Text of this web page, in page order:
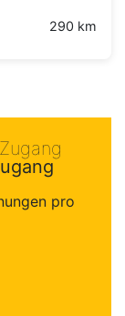
290 km
pro